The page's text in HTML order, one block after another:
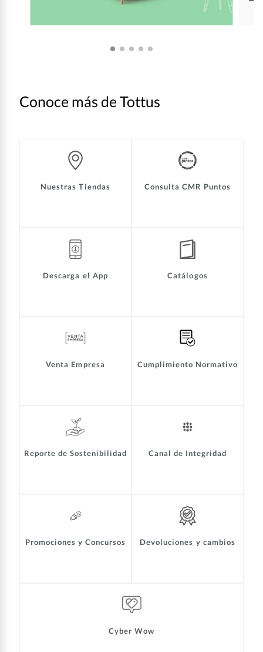
Conoce más de Tottus
Nuestras Tiendas Consulta CMR Puntos
Descarga el App Catálogos
Venta Empresa Cumplimiento Normativo
Reporte de Sostenibilidad Canal de Integridad
Promociones y Concursos Devoluciones y cambios
Cyber Wow